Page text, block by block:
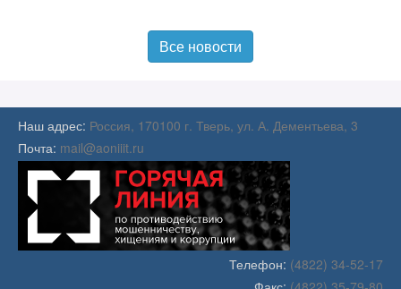
Все новости
Наш адрес: Россия, 170100 г. Тверь, ул. А. Дементьева, 3
Почта: mail@aoniiit.ru
Телефон: (4822) 34-52-17